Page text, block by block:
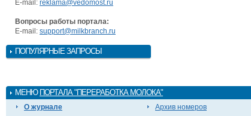
E-mail: reklama@vedomost.ru
Вопросы работы портала:
E-mail: support@milkbranch.ru
ПОПУЛЯРНЫЕ ЗАПРОСЫ
МЕНЮ ПОРТАЛА "ПЕРЕРАБОТКА МОЛОКА"
О журнале
Архив номеров